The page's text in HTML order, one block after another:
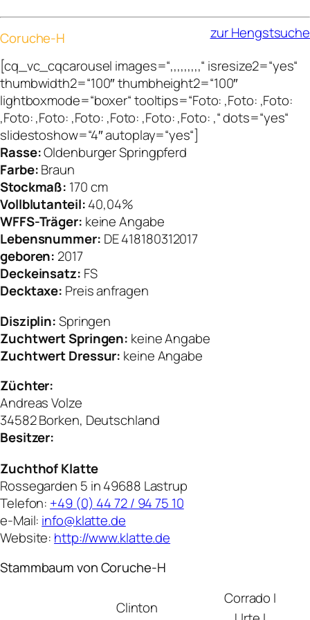
zur Hengstsuche
Coruche-H
[cq_vc_cqcarousel images=“,,,,,,,,,“ isresize2=“yes“
thumbwidth2=“100″ thumbheight2=“100″
lightboxmode=“boxer“ tooltips=“Foto: ,Foto: ,Foto:
,Foto: ,Foto: ,Foto: ,Foto: ,Foto: ,Foto: ,“ dots=“yes“
slidestoshow=“4″ autoplay=“yes“]
Rasse:Oldenburger Springpferd
Farbe:Braun
Stockmaß: 170 cm
Vollblutanteil:40,04%
WFFS-Träger: keine Angabe
Lebensnummer: DE 418180312017
geboren: 2017
Deckeinsatz: FS
Decktaxe: Preis anfragen
Disziplin:Springen
Zuchtwert Springen: keine Angabe
Zuchtwert Dressur: keine Angabe
Züchter:
Andreas Volze
34582 Borken, Deutschland
Besitzer:
Zuchthof Klatte
Rossegarden 5 in 49688 Lastrup
Telefon: +49 (0) 44 72 / 94 75 10
e-Mail: info@klatte.de
Website: http://www.klatte.de
Stammbaum von Coruche-H
Clinton
Corrado I